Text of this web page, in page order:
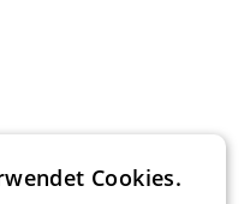
Cookies.